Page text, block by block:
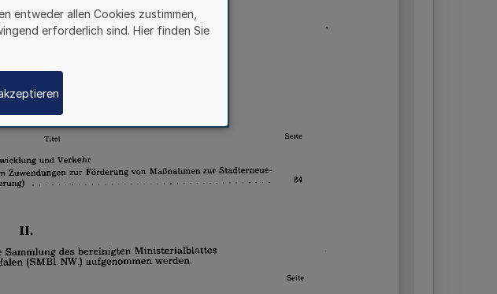
entweder allen Cookies zustimmen,
erforderlich sind. Hier finden Sie